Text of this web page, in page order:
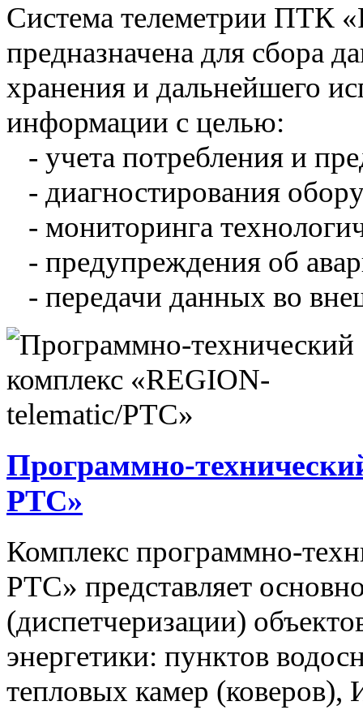
Система телеметрии ПТК
предназначена для сбора
хранения и дальнейшего
информации с целью:
- учета потребления и
- диагностирования
- мониторинга
- предупреждения об
- передачи данных во
Программно-
РТС»
Комплекс программно-
РТС» представляет
(диспетчеризации)
энергетики: пунктов
тепловых камер